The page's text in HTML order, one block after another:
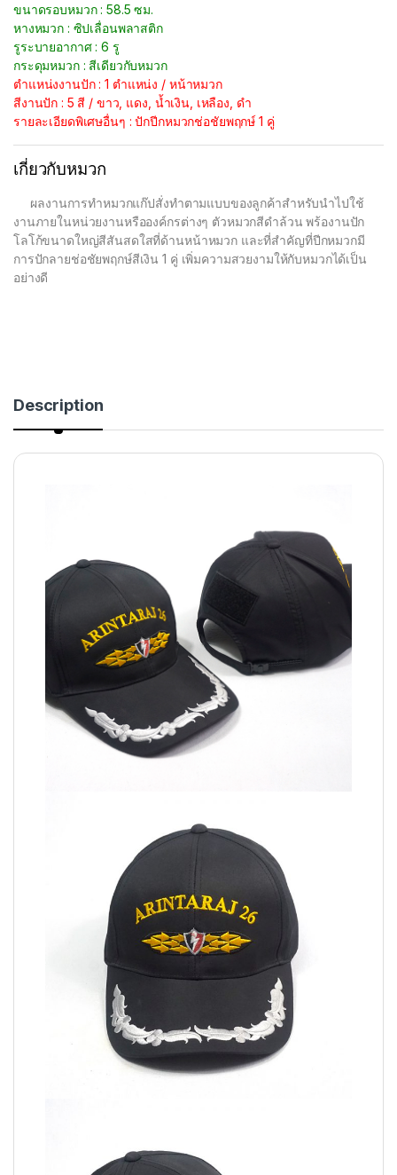
ขนาดรอบหมวก : 58.5 ซม.
หางหมวก : ซิปเลื่อนพลาสติก
รูระบายอากาศ : 6 รู
กระดุมหมวก : สีเดียวกับหมวก
ตำแหน่งงานปัก : 1 ตำแหน่ง / หน้าหมวก
สีงานปัก : 5 สี / ขาว, แดง, น้ำเงิน, เหลือง, ดำ
รายละเอียดพิเศษอื่นๆ : ปักปีกหมวกช่อชัยพฤกษ์ 1 คู่
เกี่ยวกับหมวก
ผลงานการทำหมวกแก๊ปสั่งทำตามแบบของลูกค้าสำหรับนำไปใช้
งานภายในหน่วยงานหรือองค์กรต่างๆ ตัวหมวกสีดำล้วน พร้องานปัก
โลโก้ขนาดใหญ่สีสันสดใสที่ด้านหน้าหมวก และที่สำคัญที่ปีกหมวกมี
การปักลายช่อชัยพฤกษ์สีเงิน 1 คู่ เพิ่มความสวยงามให้กับหมวกได้เป็น
อย่างดี
Description